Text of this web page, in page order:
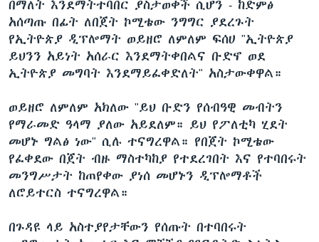
በማለት እንደማትተባበር ያስታወቀች ሲሆን - ከድምፅ
አሰጣጡ በፊት ለበጀት ኮሚቴው ንግግር ያደረጉት
የኢትዮጵያ ዲፕሎማት ወይዘሮ ለምለም ፍሰሀ "ኢትዮጵያ
ይህንን አይነት አሰራር እንደማትቀበልና ቡድኖ ወደ
ኢትዮጵያ መግባት እንደማይፈቀድለት" አስታውቀዋል።
ወይዘሮ ለምለም አክለው "ይህ ቡድን የሰብዓዊ መብትን
የማራመድ ዓላማ ያለው አይደለም። ይህ የፖለቲካ ሂደት
መሆኑ ግልፅ ነው" ሲሉ ተናግረዋል። የበጀት ኮሚቴው
የፈቀደው በጀት ብዙ ማስተካከያ የተደረገበት እና የተባበሩት
መንግሥታት ከጠየቀው ያነሰ መሆኑን ዲፕሎማቶች
ለሮይተርስ ተናግረዋል።
በጉዳዩ ላይ አስተያየታቸውን የሰጡት በተባበሩት